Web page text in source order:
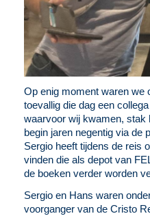
Op enig moment waren we
toevallig die dag een
waarvoor wij kwamen, stak
begin jaren negentig via de
Sergio heeft tijdens de reis
vinden die als depot van
de boeken verder worden
Sergio en Hans waren
voorganger van de Cristo